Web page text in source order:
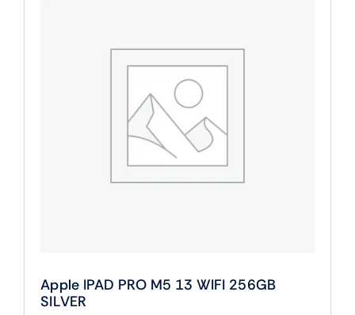
Apple IPAD PRO M5 13 WIFI 256GB
SILVER